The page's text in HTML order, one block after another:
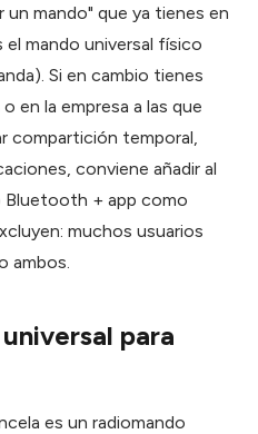
mando" que ya tienes en
mando universal físico
Si en cambio tienes
en la empresa a las que
compartición temporal,
conviene añadir al
+ app como
muchos usuarios
ambos.
para
es un radiomando